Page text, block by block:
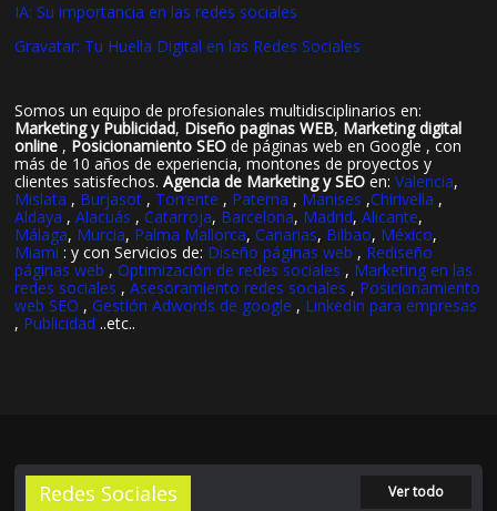
IA: Su importancia en las redes sociales
Gravatar: Tu Huella Digital en las Redes Sociales
Somos un equipo de profesionales multidisciplinarios en:
Marketing y Publicidad, Diseño paginas WEB, Marketing digital
online , Posicionamiento SEO de páginas web en Google , con
más de 10 años de experiencia, montones de proyectos y
clientes satisfechos.Agencia de Marketing y SEO en:Valencia,
Mislata , Burjasot , Torrente , Paterna , Manises ,Chirivella ,
Aldaya ,Alacuás ,Catarroja, Barcelona, Madrid,Alicante,
Málaga, Murcia, Palma Mallorca,Canarias, Bilbao, México,
Miami : y con Servicios de: Diseño páginas web , Rediseño
páginas web ,Optimización de redes sociales , Marketing en las
redes sociales ,Asesoramiento redes sociales , Posicionamiento
web SEO ,Gestión Adwords de google , LinkedIn para empresas
, Publicidad ..etc..
Redes Sociales Ver todo